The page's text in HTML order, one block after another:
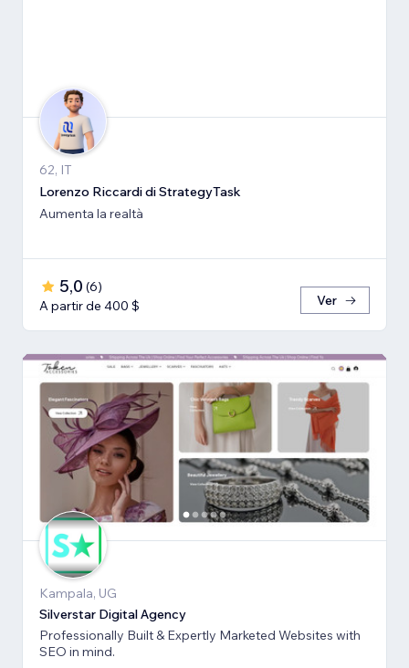
62, IT
Lorenzo Riccardi di StrategyTask
Aumenta la realtà
5,0 (6)
A partir de 400 $
Ver
Kampala, UG
Silverstar Digital Agency
Professionally Built & Expertly Marketed Websites with
SEO in mind.